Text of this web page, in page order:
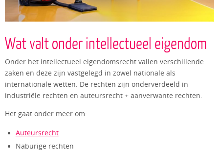
Wat valt onder intellectueel eigendom
Onder het intellectueel eigendomsrecht vallen verschillende
zaken en deze zijn vastgelegd in zowel nationale als
internationale wetten. De rechten zijn onderverdeeld in
industriële rechten en auteursrecht + aanverwante rechten.
Het gaat onder meer om:
Auteursrecht
Naburige rechten